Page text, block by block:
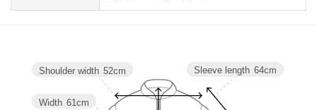
Sleeve length 64cm
Width 61cm
Shoulder width 52cm